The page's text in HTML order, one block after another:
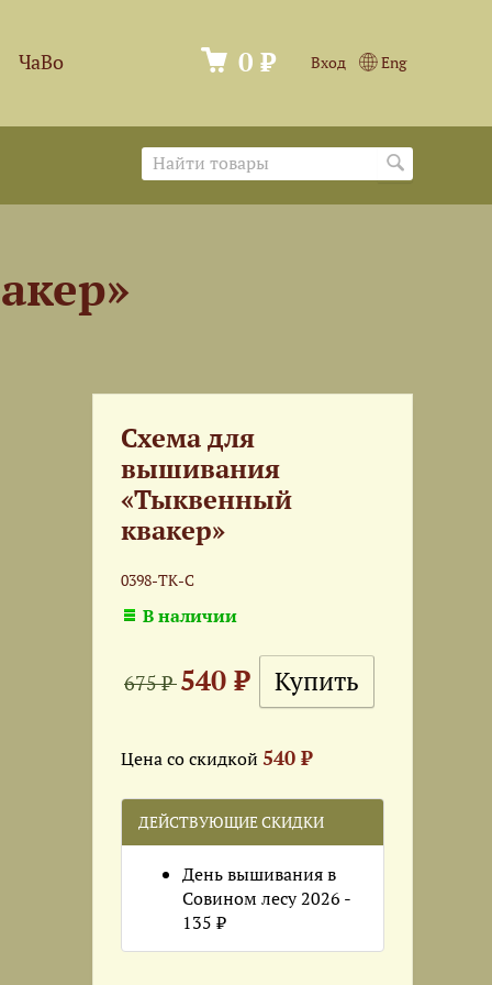
Вход Eng
0 ₽
ЧаВо
Схема для
вышивания
«Тыквенный
квакер»
0398-ТК-С
В наличии
675 ₽540 ₽
Цена со скидкой 540 ₽
ДЕЙСТВУЮЩИЕ СКИДКИ
День вышивания в
Совином лесу 2026 -
135 ₽